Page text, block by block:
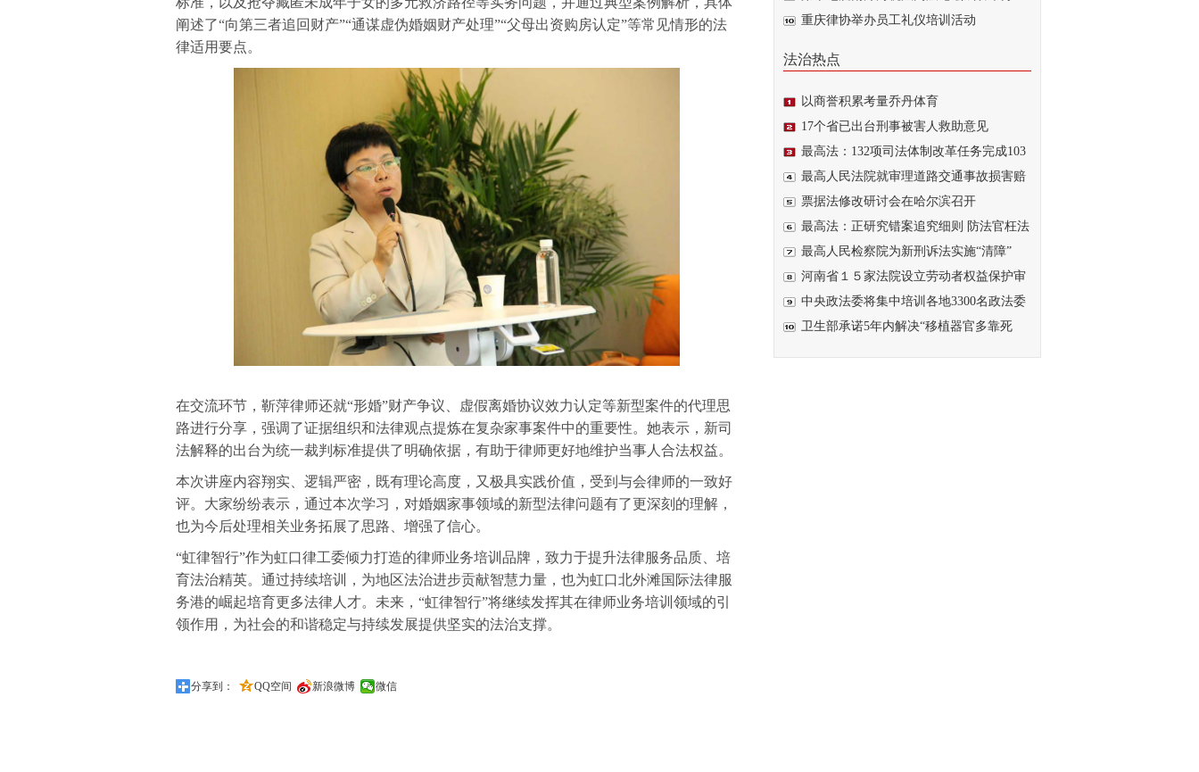
阐述了“向第三者追回财产”“通谋虚伪婚姻财产处理”“父母出资购房认定”等常见情形的法
律适用要点。
在交流环节，靳萍律师还就“形婚”财产争议、虚假离婚协议效力认定等新型案件的代理思
路进行分享，强调了证据组织和法律观点提炼在复杂家事案件中的重要性。她表示，新司
法解释的出台为统一裁判标准提供了明确依据，有助于律师更好地维护当事人合法权益。
本次讲座内容翔实、逻辑严密，既有理论高度，又极具实践价值，受到与会律师的一致好
评。大家纷纷表示，通过本次学习，对婚姻家事领域的新型法律问题有了更深刻的理解，
也为今后处理相关业务拓展了思路、增强了信心。
“虹律智行”作为虹口律工委倾力打造的律师业务培训品牌，致力于提升法律服务品质、培
育法治精英。通过持续培训，为地区法治进步贡献智慧力量，也为虹口北外滩国际法律服
务港的崛起培育更多法律人才。未来，“虹律智行”将继续发挥其在律师业务培训领域的引
领作用，为社会的和谐稳定与持续发展提供坚实的法治支撑。
分享到： QQ空间 新浪微博 微信
重庆律协举办员工礼仪培训活动
法治热点
以商誉积累考量乔丹体育
17个省已出台刑事被害人救助意见
最高法：132项司法体制改革任务完成103
项 最高人民法院就审理道路交通事故损害赔
偿案...票据法修改研讨会在哈尔滨召开
最高法：正研究错案追究细则 防法官枉法
裁...最高人民检察院为新刑诉法实施“清障”
河南省１５家法院设立劳动者权益保护审
判庭中央政法委将集中培训各地3300名政法委
书记卫生部承诺5年内解决“移植器官多靠死